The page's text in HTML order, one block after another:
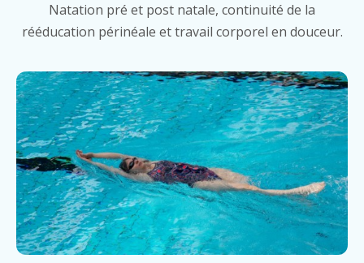
Natation pré et post natale, continuité de la
rééducation périnéale et travail corporel en douceur.